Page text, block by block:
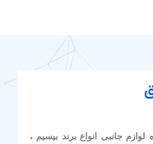
جانبی انواع برند بیسیم ،